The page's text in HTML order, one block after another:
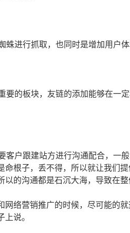
进行抓取，也同时是增加用户体
的板块，友链的添加能够在一
户跟建站方进行沟通配合，一
根子，丢不得，所以就让我们提
的沟通都是石沉大海，导致在整
网络营销推广的时候，尽可能的就
说。